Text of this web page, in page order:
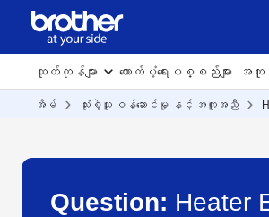
ထုတ်ကုန်များ ထောက်ပံ့ရေးပစ္စည်းများ အကူအ
အိမ် သုံးစွဲသူ ဝန်ဆောင်မှု နှင့် အကူအညီ
Question: Heater